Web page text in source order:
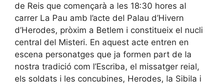
de Reis que començarà a les 18:30 hores al
carrer La Pau amb l’acte del Palau d’Hivern
d’Herodes, pròxim a Betlem i constitueix el nucli
central del Misteri. En aquest acte entren en
escena personatges que ja formen part de la
nostra tradició com l’Escriba, el missatger reial,
els soldats i les concubines, Herodes, la Sibila i